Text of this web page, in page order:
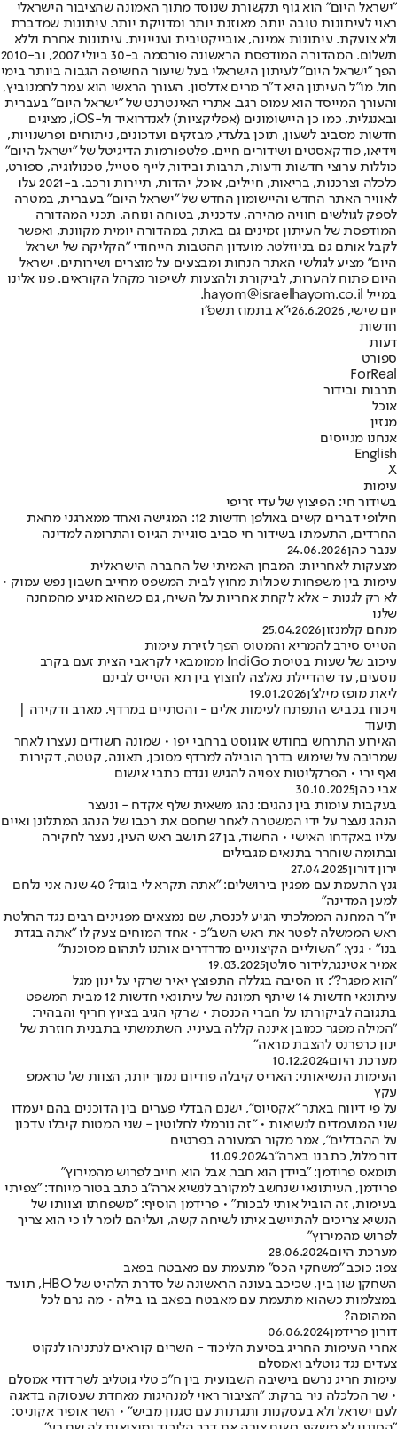
"ישראל היום" הוא גוף תקשורת שנוסד מתוך האמונה שהציבור הישראלי
ראוי לעיתונות טובה יותר, מאוזנת יותר ומדויקת יותר. עיתונות שמדברת
ולא צועקת. עיתונות אמינה, אובייקטיבית ועניינית. עיתונות אחרת וללא
תשלום. המהדורה המודפסת הראשונה פורסמה ב-30 ביולי 2007, וב-2010
הפך "ישראל היום" לעיתון הישראלי בעל שיעור החשיפה הגבוה ביותר בימי
חול. מו"ל העיתון היא ד"ר מרים אדלסון. העורך הראשי הוא עמר לחמנוביץ,
והעורך המייסד הוא עמוס רגב. אתרי האינטרנט של "ישראל היום" בעברית
ובאנגלית, כמו כן היישומונים (אפליקציות) לאנדרואיד ול-iOS, מציגים
חדשות מסביב לשעון, תוכן בלעדי, מבזקים ועדכונים, ניתוחים ופרשנויות,
וידיאו, פודקאסטים ושידורים חיים. פלטפורמות הדיגיטל של "ישראל היום"
כוללות ערוצי חדשות ודעות, תרבות ובידור, לייף סטייל, טכנולוגיה, ספורט,
כלכלה וצרכנות, בריאות, חיילים, אוכל, יהדות, תיירות ורכב. ב-2021 עלו
לאוויר האתר החדש והיישומון החדש של "ישראל היום" בעברית, במטרה
לספק לגולשים חוויה מהירה, עדכנית, בטוחה ונוחה. תכני המהדורה
המודפסת של העיתון זמינים גם באתר, במהדורה יומית מקוונת, ואפשר
לקבל אותם גם בניוזלטר. מועדון ההטבות הייחודי "הקליקה של ישראל
היום" מציע לגולשי האתר הנחות ומבצעים על מוצרים ושירותים. ישראל
היום פתוח להערות, לביקורת ולהצעות לשיפור מקהל הקוראים. פנו אלינו
במייל hayom@israelhayom.co.il.
יום שישי, 26.6.2026
י"א בתמוז תשפ"ו
חדשות
דעות
ספורט
ForReal
תרבות ובידור
אוכל
מגזין
אנחנו מגייסים
English
X
עימות
בשידור חי: הפיצוץ של עדי זריפי
חילופי דברים קשים באולפן חדשות 12: המגישה ואחד ממארגני מחאת
החרדים, התעמתו בשידור חי סביב סוגיית הגיוס והתרומה למדינה
ענבר כהן24.06.2026
מצעקות לאחריות: המבחן האמיתי של החברה הישראלית
עימות בין משפחות שכולות מחוץ לבית המשפט מחייב חשבון נפש עמוק •
לא רק לגנות - אלא לקחת אחריות על השיח, גם כשהוא מגיע מהמחנה
שלנו
מנחם קלמנזון25.04.2026
הטייס סירב להמריא והמטוס הפך לזירת עימות
עיכוב של שעות בטיסת IndiGo ממומבאי לקראבי הצית זעם בקרב
נוסעים, עד שהדיילת נאלצה לחצוץ בין תא הטייס לבינם
ליאת מופז מילצ'ן19.01.2026
ויכוח בכביש התפתח לעימות אלים - והסתיים במרדף, מארב ודקירה |
תיעוד
האירוע התרחש בחודש אוגוסט ברחבי יפו • שמונה חשודים נעצרו לאחר
שמריבה על שימוש בדרך הובילה למרדף מסוכן, תאונה, קטטה, דקירות
ואף ירי • הפרקליטות צפויה להגיש נגדם כתבי אישום
אבי כהן30.10.2025
בעקבות עימות בין נהגים: נהג משאית שלף אקדח - ונעצר
הנהג נעצר על ידי המשטרה לאחר שחסם את רכבו של הנהג המתלונן ואיים
עליו באקדחו האישי • החשוד, בן 27 תושב ראש העין, נעצר לחקירה
ובתומה שוחרר בתנאים מגבילים
ירון דורון27.04.2025
גנץ התעמת עם מפגין בירושלים: "אתה תקרא לי בוגד? 40 שנה אני נלחם
למען המדינה"
יו"ר המחנה הממלכתי הגיע לכנסת, שם נמצאים מפגינים רבים נגד החלטת
ראש הממשלה לפטר את ראש השב"כ • אחד המוחים צעק לו "אתה בגדת
בנו" • גנץ: "השוליים הקיצוניים מדרדרים אותנו לתהום מסוכנת"
אמיר אטינגר,לידור סולטן19.03.2025
"הוא מפגר?": זו הסיבה בגללה התפוצץ יאיר שרקי על ינון מגל
עיתונאי חדשות 14 שיתף תמונה של עיתונאי חדשות 12 מבית המשפט
בתגובה לביקורתו על חברי הכנסת • שרקי הגיב בציוץ חריף והבהיר:
"המילה מפגר כמובן איננה קללה בעיניי. השתמשתי בתבנית חוזרת של
ינון כרפרנס להצבת מראה"
מערכת היום10.12.2024
העימות הנשיאותי: האריס קיבלה פודיום נמוך יותר, הצוות של טראמפ
עקץ
על פי דיווח באתר "אקסיוס", ישנם הבדלי פערים בין הדוכנים בהם יעמדו
שני המועמדים לנשיאות • "זה נורמלי לחלוטין - שני המטות קיבלו עדכון
על ההבדלים", אמר מקור המעורה בפרטים
דור מלול, כתבנו בארה"ב11.09.2024
תומאס פרידמן: "ביידן הוא חבר, אבל הוא חייב לפרוש מהמירוץ"
פרידמן, העיתונאי שנחשב למקורב לנשיא ארה"ב כתב בטור מיוחד: "צפיתי
בעימות, זה הוביל אותי לבכות" • פרידמן הוסיף: "משפחתו וצוותו של
הנשיא צריכים להתיישב איתו לשיחה קשה, ועליהם לומר לו כי הוא צריך
לפרוש מהמירוץ"
מערכת היום28.06.2024
צפו: כוכב "משחקי הכס" מתעמת עם מאבטח בפאב
השחקן שון בין, שכיכב בעונה הראשונה של סדרת הלהיט של HBO, תועד
במצלמות כשהוא מתעמת עם מאבטח בפאב בו בילה • מה גרם לכל
המהומה?
דורון פרידמן06.06.2024
אחרי העימות החריג בסיעת הליכוד - השרים קוראים לנתניהו לנקוט
צעדים נגד גוטליב ואמסלם
עימות חריג נרשם בישיבה השבועית בין ח"כ טלי גוטליב לשר דודי אמסלם
• שר הכלכלה ניר ברקת: "הציבור ראוי למנהיגות מאחדת שעסוקה בדאגה
לעם ישראל ולא בעסקנות ותגרנות עם סגנון מביש" • השר אופיר אקוניס: